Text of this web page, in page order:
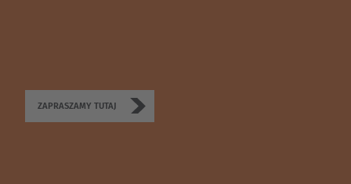
ZAPRASZAMY TUTAJ